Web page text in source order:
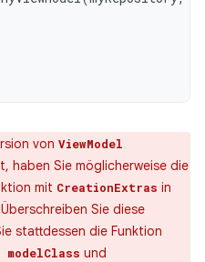
von ViewModel
haben Sie möglicherweise die
mit CreationExtras in
Sie diese
stattdessen die Funktion
und